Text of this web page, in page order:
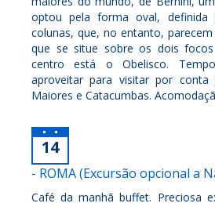
optou pela forma oval,
colunas, que, no entanto,
que se situe sobre os dois
centro está o Obelisco.
aproveitar para visitar por conta
Maiores e Catacumbas.
14
- ROMA (Excursão opcional a
Café da manhã buffet. Preciosa